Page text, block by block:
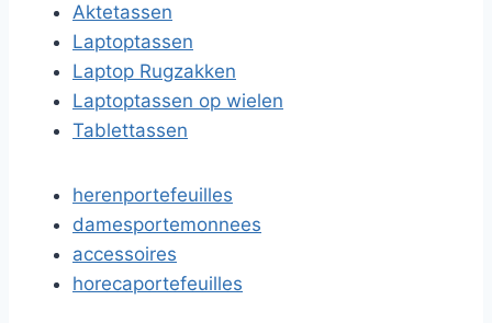
Aktetassen
Laptoptassen
Laptop Rugzakken
Laptoptassen op wielen
Tablettassen
herenportefeuilles
damesportemonnees
accessoires
horecaportefeuilles